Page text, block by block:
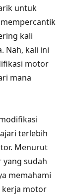
untuk
kali
Nah, kali ini
motor
mana
terlebih
Menurut
yang sudah
memahami
kerja motor